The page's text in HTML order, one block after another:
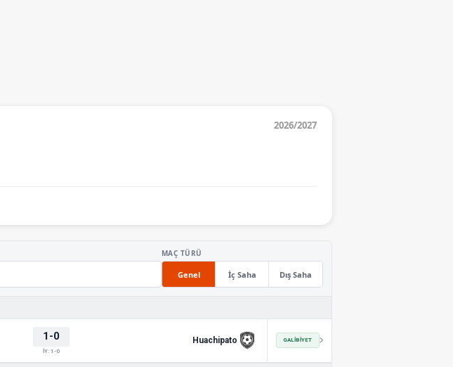
2026/2027
MAÇ TÜRÜ
Genel İç Saha Dış Saha
1-0
İY: 1-0
Huachipato GALIBIYET